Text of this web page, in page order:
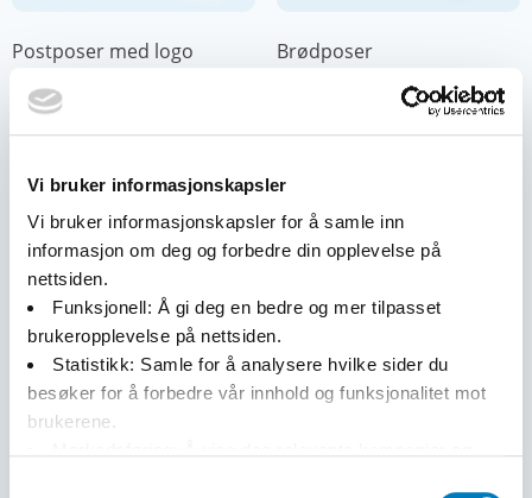
Vi bruker informasjonskapsler
Vi bruker informasjonskapsler for å samle inn
informasjon om deg og forbedre din opplevelse på
nettsiden.
Funksjonell: Å gi deg en bedre og mer tilpasset
brukeropplevelse på nettsiden.
Statistikk: Samle for å analysere hvilke sider du
besøker for å forbedre vår innhold og funksjonalitet mot
brukerene.
Postposer med logo Brødposer
Plastfolie til frukt og grønt